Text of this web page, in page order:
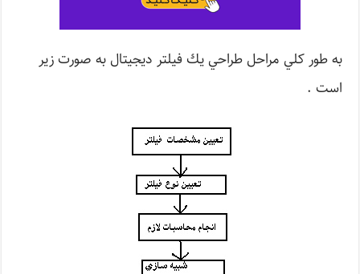
به طور كلي مراحل طراحي يك فيلتر ديجيتال به صورت زير
است .